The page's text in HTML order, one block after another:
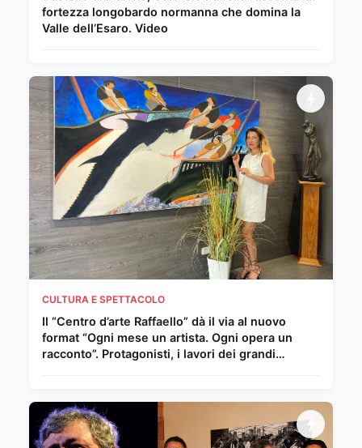
fortezza longobardo normanna che domina la
Valle dell’Esaro. Video
CULTURA E SPETTACOLO
Il “Centro d’arte Raffaello” dà il via al nuovo
format “Ogni mese un artista. Ogni opera un
racconto”. Protagonisti, i lavori dei grandi